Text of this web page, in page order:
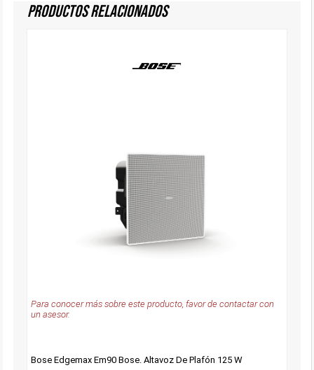
Productos Relacionados
Para conocer más sobre este producto, favor de contactar con
un asesor.
Bose Edgemax Em90 Bose. Altavoz De Plafón 125 W